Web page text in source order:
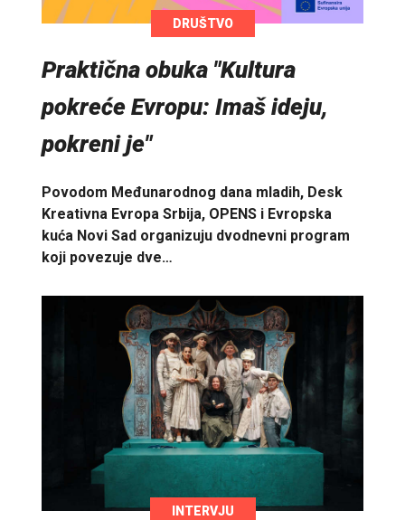
DRUŠTVO
Praktična obuka "Kultura
pokreće Evropu: Imaš ideju,
pokreni je"
Povodom Međunarodnog dana mladih, Desk
Kreativna Evropa Srbija, OPENS i Evropska
kuća Novi Sad organizuju dvodnevni program
koji povezuje dve…
INTERVJU